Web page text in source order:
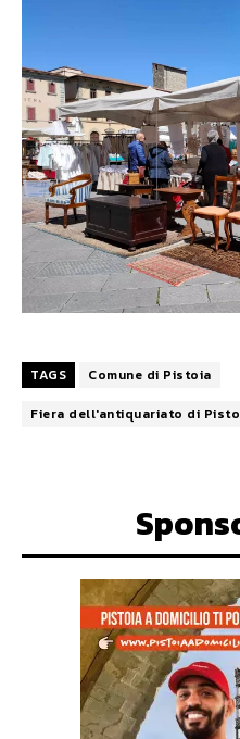
TAGS
Comune di Pistoia
Fiera dell'antiquariato di